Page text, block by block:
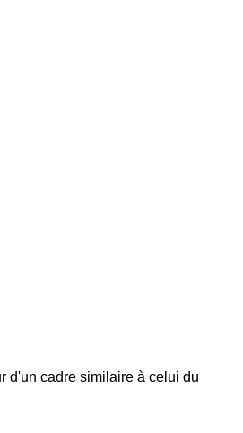
d'un cadre similaire à celui du